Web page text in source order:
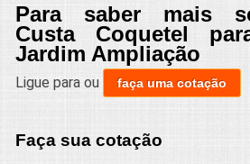
Para saber mais
Custa Coquetel
Jardim Ampliação
Ligue paraou faça uma cotação
Faça sua cotação